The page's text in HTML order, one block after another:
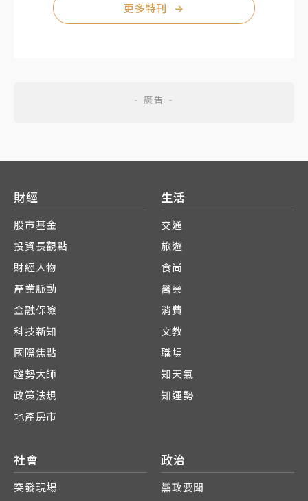
更多特刊 →
財經
股市基金
投資長觀點
財經人物
產業脈動
金融保險
科技新知
國際焦點
趨勢大師
政策法規
地產房市
生活
交通
旅遊
食尚
醫藥
消費
文教
職場
知天氣
知運勢
社會
突發現場
政治
黨政要聞